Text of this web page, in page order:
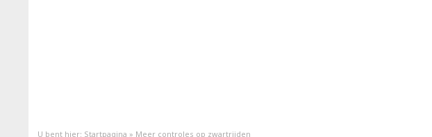
U bent hier: Startpagina » Meer controles op zwartrijden